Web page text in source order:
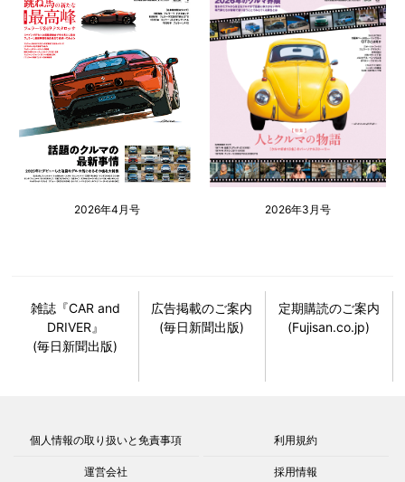
2026年4月号 2026年3月号
雑誌『CAR and
DRIVER』
(毎日新聞出版)
広告掲載のご案内
(毎日新聞出版)
定期購読のご案内
(Fujisan.co.jp)
個人情報の取り扱いと免責事項 利用規約
運営会社 採用情報